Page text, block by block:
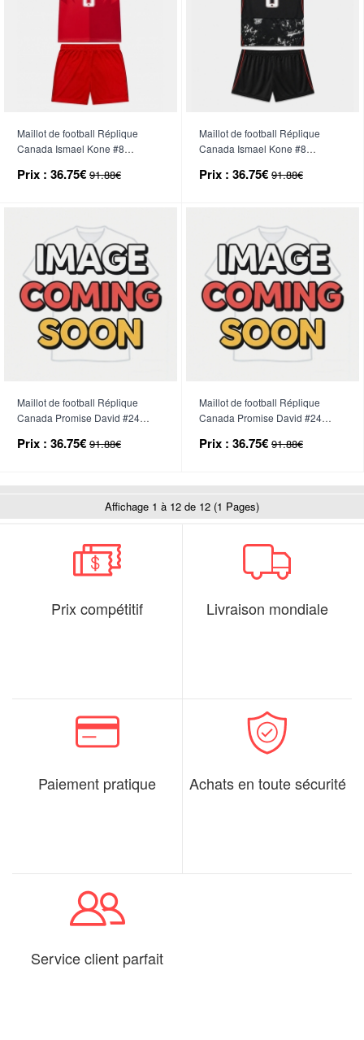
Maillot de football Réplique
Canada Ismael Kone #8
Manche Courte (+ Pantalon
Prix : 36.75€ 91.88€
Maillot de football Réplique
Canada Ismael Kone #8
Manche Courte (+ Pantalon
Prix : 36.75€ 91.88€
Maillot de football Réplique
Canada Promise David #24
Manche Courte (+ Pantalon
Prix : 36.75€ 91.88€
Maillot de football Réplique
Canada Promise David #24
Manche Courte (+ Pantalon
Prix : 36.75€ 91.88€
Affichage 1 à 12 de 12 (1 Pages)
Prix compétitif Livraison mondiale
Paiement pratique Achats en toute sécurité
Service client parfait